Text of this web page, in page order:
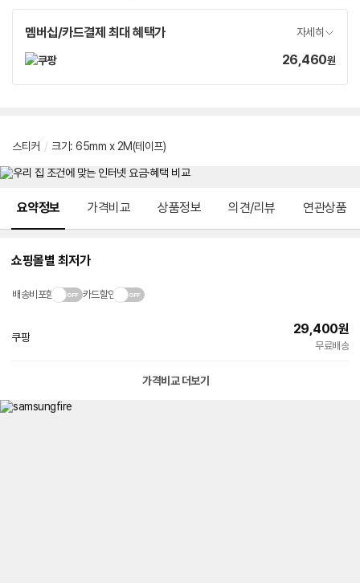
멤버십/카드결제 최대 혜택가 자세히
가
26,460원
스티커 / 크기 : 65mm x 2M(테이프)
요약정보 가격비교 상품정보 의견/리뷰 연관상품
쇼핑몰별 최저가
배송비포함 카드할인
쿠팡
29,400원
무료배송
가격비교 더보기